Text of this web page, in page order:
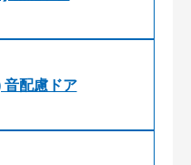
配慮ドア